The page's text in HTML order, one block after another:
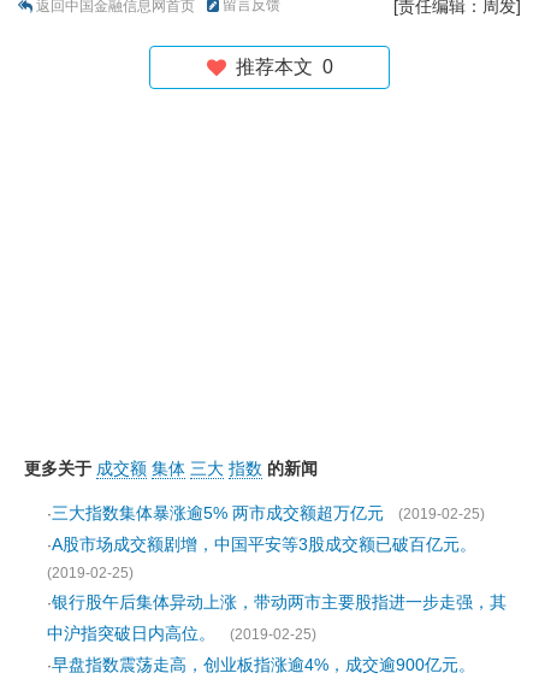
返回中国金融信息网首页 留言反馈 [责任编辑：周发]
推荐本文 0
更多关于 成交额 集体 三大 指数 的新闻
·三大指数集体暴涨逾5% 两市成交额超万亿元
(2019-02-25)
·A股市场成交额剧增，中国平安等3股成交额已破百亿元。
(2019-02-25)
·银行股午后集体异动上涨，带动两市主要股指进一步走强，其
中沪指突破日内高位。
(2019-02-25)
·早盘指数震荡走高，创业板指涨逾4%，成交逾900亿元。